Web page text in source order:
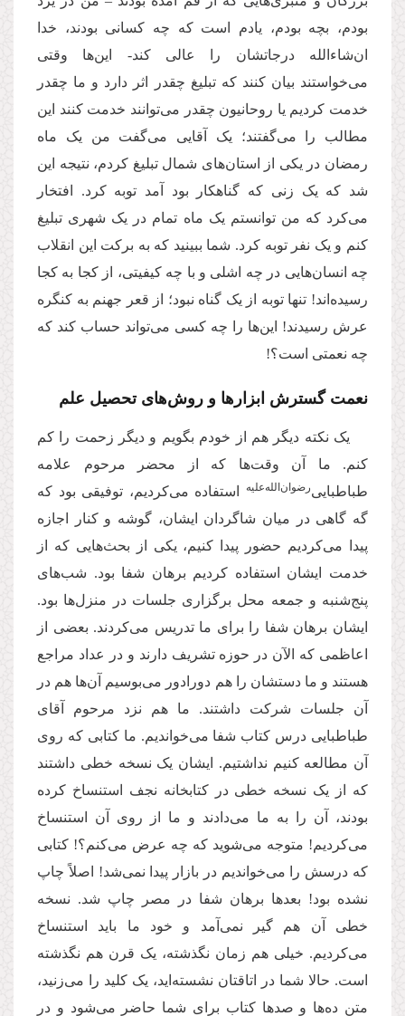
بودم، بچه بودم، یادم است که چه کسانی بودند، خدا
ان‌شاء‌الله درجاتشان را عالی کند- این‌ها وقتی
می‌خواستند بیان کنند که تبلیغ چقدر اثر دارد و ما چقدر
خدمت کردیم یا روحانیون چقدر می‌توانند خدمت کنند این
مطالب را می‌گفتند؛ یک آقایی می‌گفت من یک ماه
رمضان در یکی از استان‌های شمال تبلیغ کردم، نتیجه این
شد که یک زنی که گناهکار بود آمد توبه کرد. افتخار
می‌کرد که من توانستم یک ماه تمام در یک شهری تبلیغ
کنم و یک نفر توبه کرد. شما ببینید که به برکت این انقلاب
چه انسان‌هایی در چه اشلی و با چه کیفیتی، از کجا به کجا
رسیده‌اند! تنها توبه از یک گناه نبود؛ از قعر جهنم به کنگره
عرش رسیدند! این‌ها را چه کسی می‌تواند حساب کند که
چه نعمتی است؟!
نعمت گسترش ابزارها و روش‌های تحصیل علم
یک نکته دیگر هم از خودم بگویم و دیگر زحمت را کم
کنم. ما آن وقت‌ها که از محضر مرحوم علامه
طباطبایی‌رضوان‌‌الله‌‌علیه
استفاده می‌کردیم، توفیقی بود که
گه گاهی در میان شاگردان ایشان، گوشه و کنار اجازه
پیدا می‌کردیم حضور پیدا کنیم، یکی از بحث‌هایی که از
خدمت ایشان استفاده کردیم برهان شفا بود. شب‌های
پنج‌شنبه و جمعه محل برگزاری جلسات در منزل‌ها بود.
ایشان برهان شفا را برای ما تدریس می‌کردند. بعضی از
اعاظمی که الآن در حوزه تشریف دارند و در عداد مراجع
هستند و ما دستشان را هم دورادور می‌بوسیم آن‌ها هم در
آن جلسات شرکت داشتند. ما هم نزد مرحوم آقای
طباطبایی درس کتاب شفا می‌خواندیم. ما کتابی که روی
آن مطالعه کنیم نداشتیم. ایشان یک نسخه خطی داشتند
که از یک نسخه خطی در کتابخانه نجف استنساخ کرده
بودند، آن را به ما می‌دادند و ما از روی آن استنساخ
می‌کردیم! متوجه می‌شوید که چه عرض می‌کنم؟! کتابی
که درسش را می‌خواندیم در بازار پیدا نمی‌شد! اصلاً چاپ
نشده بود! بعدها برهان شفا در مصر چاپ شد. نسخه
خطی آن هم گیر نمی‌آمد و خود ما باید استنساخ
می‌کردیم. خیلی هم زمان نگذشته، یک قرن هم نگذشته
است. حالا شما در اتاقتان نشسته‌اید، یک کلید را می‌زنید،
متن ده‌ها و صدها کتاب برای شما حاضر می‌شود و در